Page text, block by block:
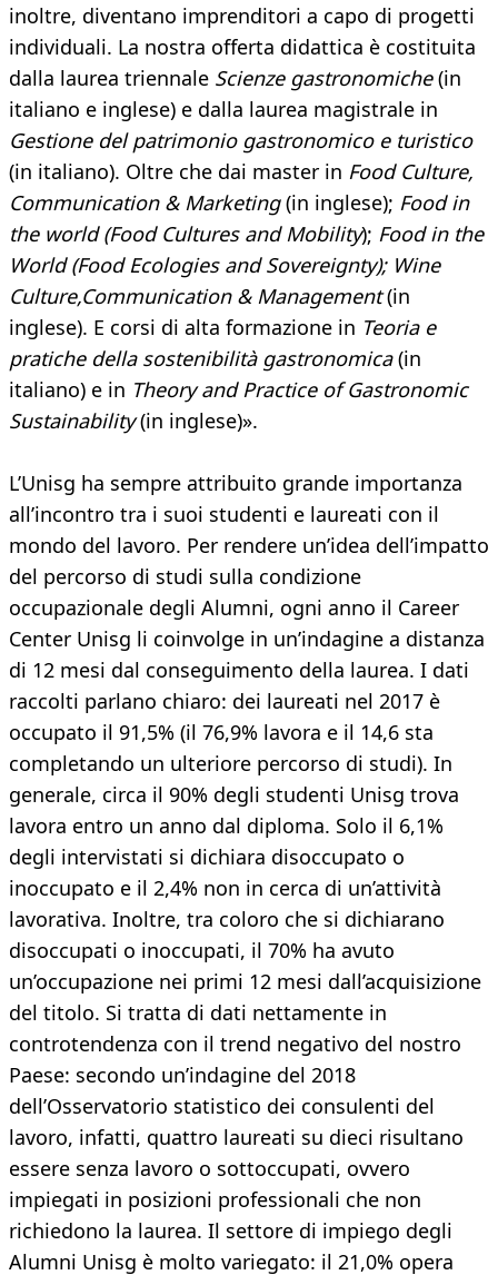
inoltre, diventano imprenditori a capo di progetti
individuali. La nostra offerta didattica è costituita
dalla laurea triennale Scienze gastronomiche(in
italiano e inglese) e dalla laurea magistrale in
Gestione del patrimonio gastronomico e turistico
(in italiano). Oltre che dai master in Food Culture,
Communication & Marketing(in inglese); Food in
the world (Food Cultures and Mobility); Food in the
World (Food Ecologies and Sovereignty); Wine
Culture,Communication & Management(in
inglese). E corsi di alta formazione in Teoria e
pratiche della sostenibilità gastronomica(in
italiano) e in Theory and Practice of Gastronomic
Sustainability(in inglese)».
L’Unisg ha sempre attribuito grande importanza
all’incontro tra i suoi studenti e laureati con il
mondo del lavoro. Per rendere un’idea dell’impatto
del percorso di studi sulla condizione
occupazionale degli Alumni, ogni anno il Career
Center Unisg li coinvolge in un’indagine a distanza
di 12 mesi dal conseguimento della laurea. I dati
raccolti parlano chiaro: dei laureati nel 2017 è
occupato il 91,5% (il 76,9% lavora e il 14,6 sta
completando un ulteriore percorso di studi). In
generale, circa il 90% degli studenti Unisg trova
lavora entro un anno dal diploma. Solo il 6,1%
degli intervistati si dichiara disoccupato o
inoccupato e il 2,4% non in cerca di un’attività
lavorativa. Inoltre, tra coloro che si dichiarano
disoccupati o inoccupati, il 70% ha avuto
un’occupazione nei primi 12 mesi dall’acquisizione
del titolo. Si tratta di dati nettamente in
controtendenza con il trend negativo del nostro
Paese: secondo un’indagine del 2018
dell’Osservatorio statistico dei consulenti del
lavoro, infatti, quattro laureati su dieci risultano
essere senza lavoro o sottoccupati, ovvero
impiegati in posizioni professionali che non
richiedono la laurea. Il settore di impiego degli
Alumni Unisg è molto variegato: il 21,0% opera